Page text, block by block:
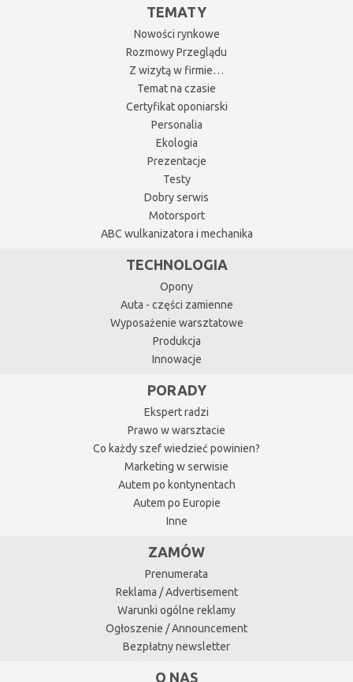
TEMATY
Nowości rynkowe
Rozmowy Przeglądu
Z wizytą w firmie…
Temat na czasie
Certyfikat oponiarski
Personalia
Ekologia
Prezentacje
Testy
Dobry serwis
Motorsport
ABC wulkanizatora i mechanika
TECHNOLOGIA
Opony
Auta - części zamienne
Wyposażenie warsztatowe
Produkcja
Innowacje
PORADY
Ekspert radzi
Prawo w warsztacie
Co każdy szef wiedzieć powinien?
Marketing w serwisie
Autem po kontynentach
Autem po Europie
Inne
ZAMÓW
Prenumerata
Reklama / Advertisement
Warunki ogólne reklamy
Ogłoszenie / Announcement
Bezpłatny newsletter
O NAS